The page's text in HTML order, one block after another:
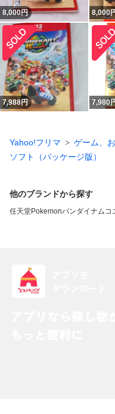
8,000円 8,000
7,988円 7,980
Yahoo!フリマ ゲーム、
ソフト（パッケージ版）
他のブランドから探す
任天堂Pokemonバンダイナムコ